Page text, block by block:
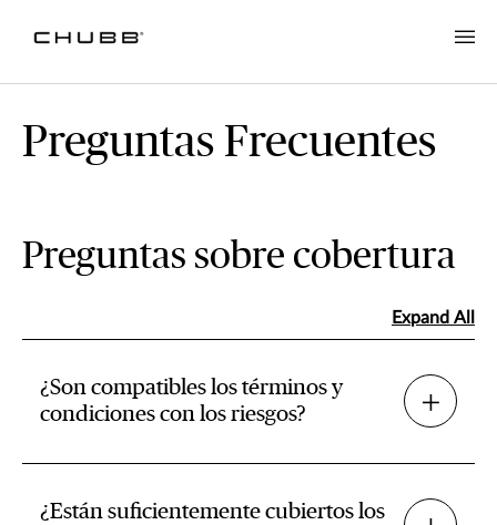
Preguntas Frecuentes
Preguntas sobre cobertura
Expand All
¿Son compatibles los términos y
condiciones con los riesgos?
¿Están suficientemente cubiertos los